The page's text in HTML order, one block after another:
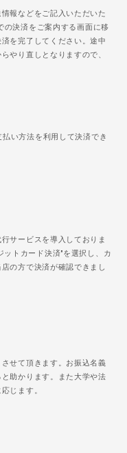
報などをご記入いただいた
の決済をご案内する画面に移
を完了してください。途中
やり直しとなりますので、
い方法を利用して決済でき
サービスを導入しておりま
ットカード決済"を選択し、カ
の方で決済が確認できまし
せて頂きます。お振込名義
助かります。また大学や法
応じます。